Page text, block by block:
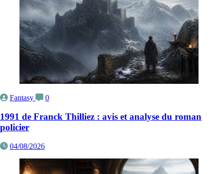
Fantasy 0
1991 de Franck Thilliez : avis et analyse du roman
policier
04/08/2026